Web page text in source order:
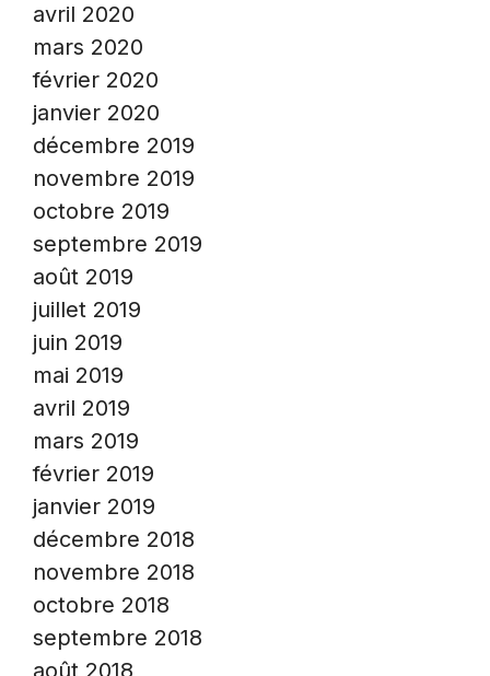
avril 2020
mars 2020
février 2020
janvier 2020
décembre 2019
novembre 2019
octobre 2019
septembre 2019
août 2019
juillet 2019
juin 2019
mai 2019
avril 2019
mars 2019
février 2019
janvier 2019
décembre 2018
novembre 2018
octobre 2018
septembre 2018
août 2018